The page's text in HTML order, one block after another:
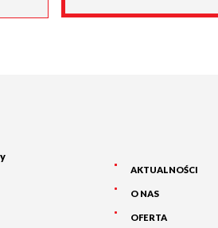
AKTUALNOŚCI
O NAS
OFERTA